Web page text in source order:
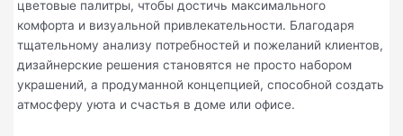
цветовые палитры, чтобы достичь максимального
комфорта и визуальной привлекательности. Благодаря
тщательному анализу потребностей и пожеланий клиентов,
дизайнерские решения становятся не просто набором
украшений, а продуманной концепцией, способной создать
атмосферу уюта и счастья в доме или офисе.